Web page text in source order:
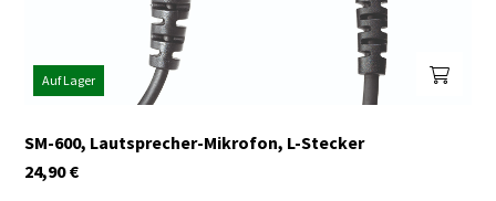
Auf Lager
SM-600, Lautsprecher-Mikrofon, L-Stecker
€
24,90